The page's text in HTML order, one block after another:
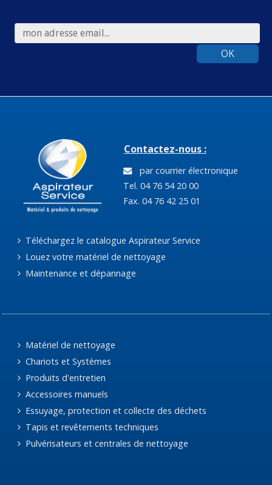
OK
Contactez-nous :
par courrier électronique
Tel. 04 76 54 20 00
Fax. 04 76 42 25 01
Téléchargez le catalogue Aspirateur Service
Louez votre matériel de nettoyage
Maintenance et dépannage
Matériel de nettoyage
Chariots et Systèmes
Produits d'entretien
Accessoires manuels
Essuyage, protection et collecte des déchets
Tapis et revêtements techniques
Pulvérisateurs et centrales de nettoyage